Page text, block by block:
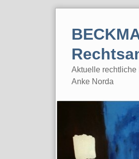
Aktuelle rechtliche
Anke Norda